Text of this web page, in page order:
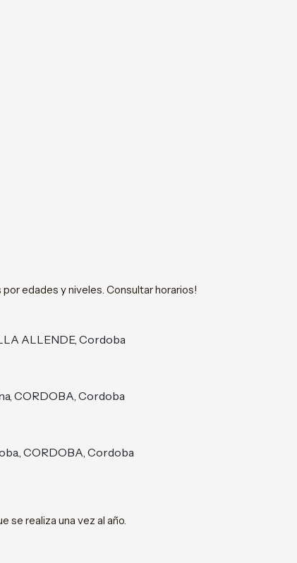
edades y niveles. Consultar horarios!
ALLENDE, Cordoba
CORDOBA, Cordoba
CORDOBA, Cordoba
se realiza una vez al año.